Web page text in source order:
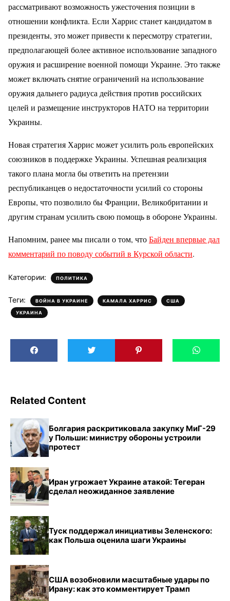
рассматривают возможность ужесточения позиции в
отношении конфликта. Если Харрис станет кандидатом в
президенты, это может привести к пересмотру стратегии,
предполагающей более активное использование западного
оружия и расширение военной помощи Украине. Это также
может включать снятие ограничений на использование
оружия дальнего радиуса действия против российских
целей и размещение инструкторов НАТО на территории
Украины.
Новая стратегия Харрис может усилить роль европейских
союзников в поддержке Украины. Успешная реализация
такого плана могла бы ответить на претензии
республиканцев о недостаточности усилий со стороны
Европы, что позволило бы Франции, Великобритании и
другим странам усилить свою помощь в обороне Украины.
Напомним, ранее мы писали о том, чтоБайден впервые дал
комментарий по поводу событий в Курской области.
Категории: ПОЛИТИКА
Теги: ВОЙНА В УКРАИНЕ , КАМАЛА ХАРРИС , США ,
УКРАИНА
Related Content
Болгария раскритиковала закупку МиГ-29
у Польши: министру обороны устроили
протест
Иран угрожает Украине атакой: Тегеран
сделал неожиданное заявление
Туск поддержал инициативы Зеленского:
как Польша оценила шаги Украины
США возобновили масштабные удары по
Ирану: как это комментирует Трамп